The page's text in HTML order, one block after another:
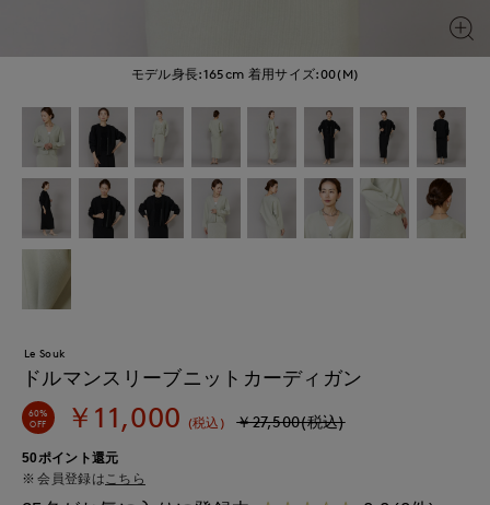
モデル身長:165cm 着用サイズ:00(M)
Le Souk
ドルマンスリーブニットカーディガン
60%
OFF
￥11,000 (税込) ￥27,500(税込)
50ポイント還元
会員登録は こちら